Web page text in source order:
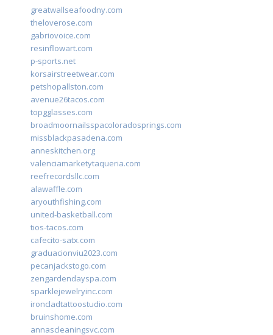
greatwallseafoodny.com
theloverose.com
gabriovoice.com
resinflowart.com
p-sports.net
korsairstreetwear.com
petshopallston.com
avenue26tacos.com
topgglasses.com
broadmoornailsspacoloradosprings.com
missblackpasadena.com
anneskitchen.org
valenciamarketytaqueria.com
reefrecordsllc.com
alawaffle.com
aryouthfishing.com
united-basketball.com
tios-tacos.com
cafecito-satx.com
graduacionviu2023.com
pecanjackstogo.com
zengardendayspa.com
sparklejewelryinc.com
ironcladtattoostudio.com
bruinshome.com
annascleaningsvc.com